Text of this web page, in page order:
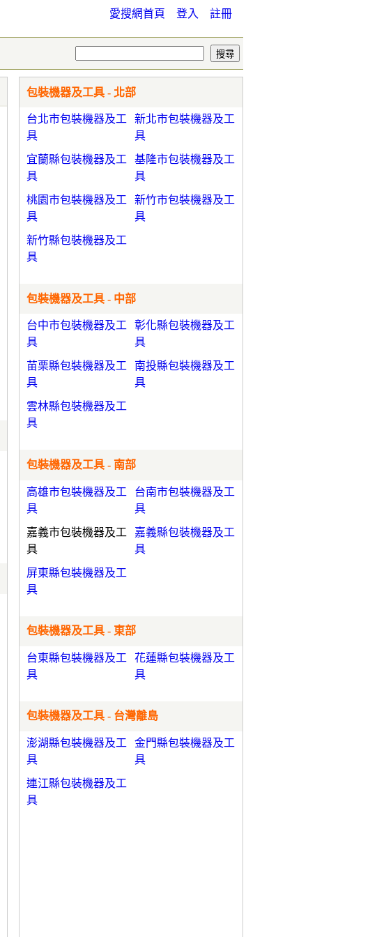
愛搜網首頁 登入 註冊
包裝機器及工具 - 北部
台北市包裝機器及工
具
新北市包裝機器及工
具
宜蘭縣包裝機器及工
具
基隆市包裝機器及工
具
桃園市包裝機器及工
具
新竹市包裝機器及工
具
新竹縣包裝機器及工
具
包裝機器及工具 - 中部
台中市包裝機器及工
具
彰化縣包裝機器及工
具
苗栗縣包裝機器及工
具
南投縣包裝機器及工
具
雲林縣包裝機器及工
具
包裝機器及工具 - 南部
高雄市包裝機器及工
具
台南市包裝機器及工
具
嘉義市包裝機器及工
具
嘉義縣包裝機器及工
具
屏東縣包裝機器及工
具
包裝機器及工具 - 東部
台東縣包裝機器及工
具
花蓮縣包裝機器及工
具
包裝機器及工具 - 台灣離島
澎湖縣包裝機器及工
具
金門縣包裝機器及工
具
連江縣包裝機器及工
具